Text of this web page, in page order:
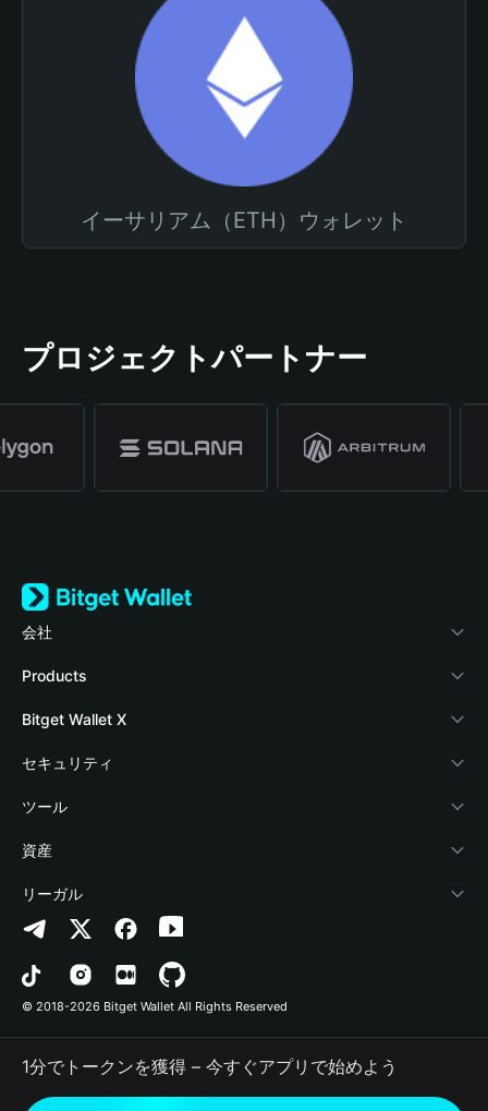
イーサリアム（ETH）ウォレット
プロジェクトパートナー
会社
Bitget Walletについて
ブログ
アカデミー
暗号資産ニュース
Help Center
お問い合わせ
ブランドリソース
キャリア
Products
Crypto Card
Stablecoin Earn
Payfi Crypto
Crypto Swap API
Altcoin Season Index
Prediction Markets
DApp
RWA
Bitget Wallet X
デベロッパー
ウォレットを接続
Bitget Wallet Pay
プロジェクトを掲載
セキュリティ
保護基金
セキュリティ技術
ツール
暗号資産を購入
認証検出
コントラクト検出
一括送金
資産
Arbitrum
Avalanche
Bitcoin
Polygon
リーガル
プライバシーポリシー
利用規約
© 2018-2026 Bitget Wallet All Rights Reserved
1分でトークンを獲得 – 今すぐアプリで始めよう